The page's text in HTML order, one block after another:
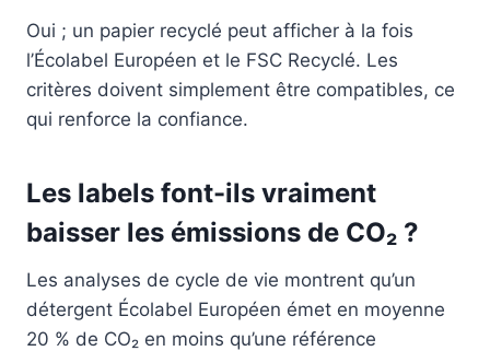
Oui ; un papier recyclé peut afficher à la fois
l’Écolabel Européen et le FSC Recyclé. Les
critères doivent simplement être compatibles, ce
qui renforce la confiance.
Les labels font-ils vraiment
baisser les émissions de CO₂ ?
Les analyses de cycle de vie montrent qu’un
détergent Écolabel Européen émet en moyenne
20 % de CO₂ en moins qu’une référence